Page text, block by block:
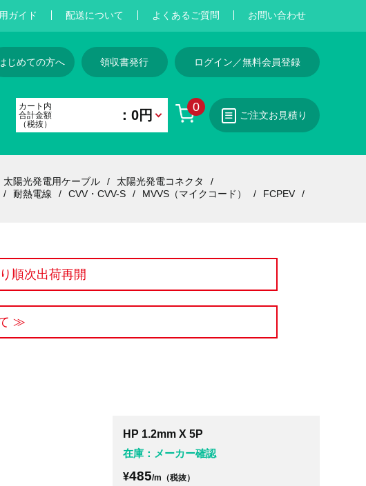
ガイド 配送について よくあるご質問 お問い合わせ
じめての方へ 領収書発行 ログイン／無料会員登録
0
カート内
合計金額
（税抜）
：0円 ご注文お見積り
太陽光発電用ケーブル
太陽光発電コネクタ
耐熱電線 CVV・CVV-S MVVS（マイクコード）
FCPEV
順次出荷再開
≫
HP 1.2mm X 5P
在庫：メーカー確認
¥485/m（税抜）